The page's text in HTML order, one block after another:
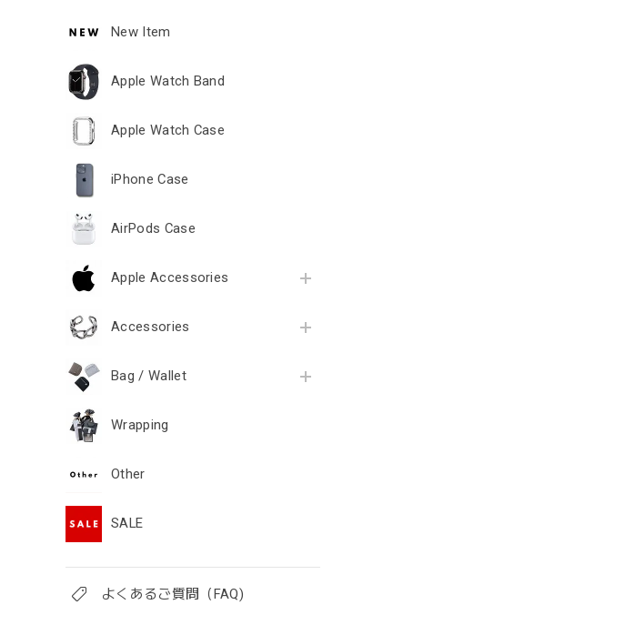
New Item
Apple Watch Band
Apple Watch Case
iPhone Case
AirPods Case
Apple Accessories
Accessories
Bag / Wallet
Wrapping
Other
SALE
よくあるご質問（FAQ)